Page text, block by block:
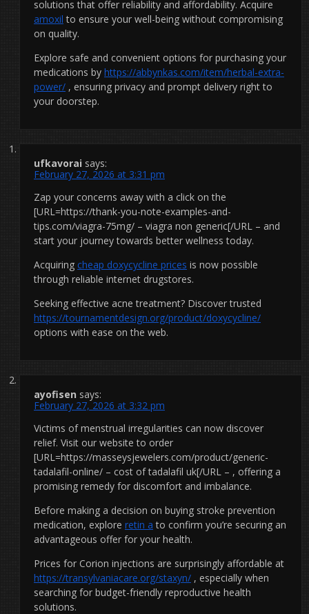
solutions that offer reliability and affordability. Acquire
amoxil to ensure your well-being without compromising
on quality.
Explore safe and convenient options for purchasing your
medications by https://abbynkas.com/item/herbal-extra-
power/ , ensuring privacy and prompt delivery right to
your doorstep.
ufkavorai says:
February 27, 2026 at 3:31 pm
Zap your concerns away with a click on the
[URL=https://thank-you-note-examples-and-
tips.com/viagra-75mg/ – viagra non generic[/URL – and
start your journey towards better wellness today.
Acquiring cheap doxycycline prices is now possible
through reliable internet drugstores.
Seeking effective acne treatment? Discover trusted
https://tournamentdesign.org/product/doxycycline/
options with ease on the web.
ayofisen says:
February 27, 2026 at 3:32 pm
Victims of menstrual irregularities can now discover
relief. Visit our website to order
[URL=https://masseysjewelers.com/product/generic-
tadalafil-online/ – cost of tadalafil uk[/URL – , offering a
promising remedy for discomfort and imbalance.
Before making a decision on buying stroke prevention
medication, explore retin a to confirm you’re securing an
advantageous offer for your health.
Prices for Corion injections are surprisingly affordable at
https://transylvaniacare.org/staxyn/ , especially when
searching for budget-friendly reproductive health
solutions.